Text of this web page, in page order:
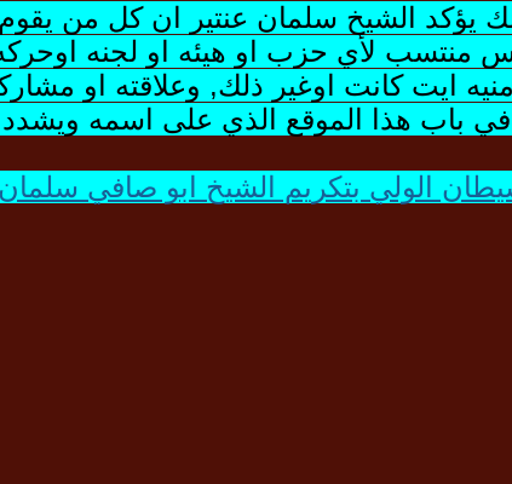
يؤكد الشيخ سلمان عنتير ان كل من
منتسب لأي حزب او هيئه او لجنه
ايت كانت اوغير ذلك, وعلاقته او
في باب هذا الموقع الذي على اسمه
بتكريم الشيخ ابو صافي سلمان